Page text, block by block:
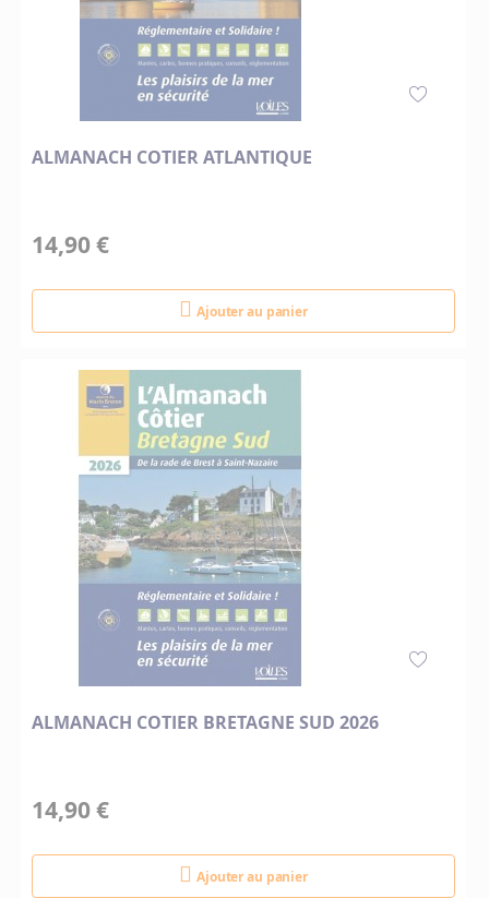
ALMANACH COTIER ATLANTIQUE
14,90 €
Ajouter au panier
ALMANACH COTIER BRETAGNE SUD 2026
14,90 €
Ajouter au panier